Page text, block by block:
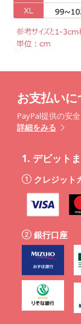
お支払いに
PayPal提供の安
詳細をみる
1. デビット
クレジット
銀行口座